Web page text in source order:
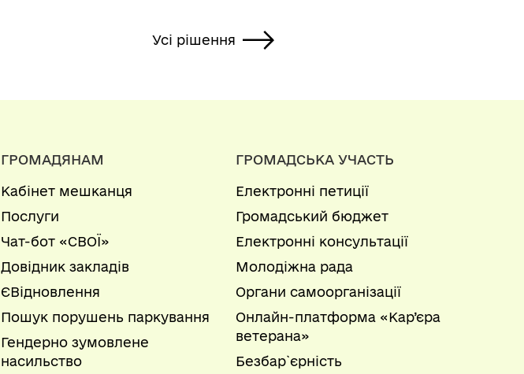
Усі рішення
ГРОМАДЯНАМ
Кабінет мешканця
Послуги
Чат-бот «СВОЇ»
Довідник закладів
ЄВідновлення
Пошук порушень паркування
Гендерно зумовлене
насильство
ГРОМАДСЬКА УЧАСТЬ
Електронні петиції
Громадський бюджет
Електронні консультації
Молодіжна рада
Органи самоорганізації
Онлайн-платформа «Кар’єра
ветерана»
Безбар`єрність